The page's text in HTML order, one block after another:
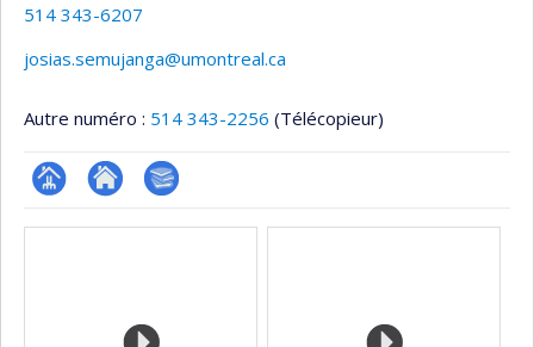
514 343-6207
josias.semujanga@umontreal.ca
Autre numéro : 514 343-2256 (Télécopieur)
Page Site
Bibliographie
Médias